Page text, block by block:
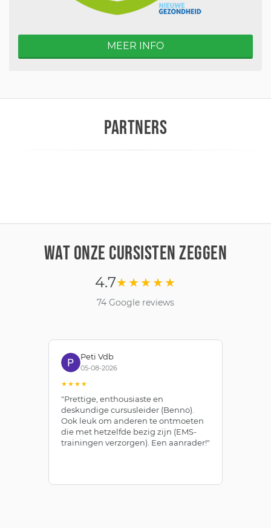
MEER INFO
PARTNERS
WAT ONZE CURSISTEN ZEGGEN
4.7★★★★★
74 Google reviews
Peti Vdb
05-08-2026
★★★★
"Prettige, enthousiaste en
deskundige cursusleider (Benno).
Ook leuk om anderen te ontmoeten
die met hetzelfde bezig zijn (EMS-
trainingen verzorgen). Een aanrader!"